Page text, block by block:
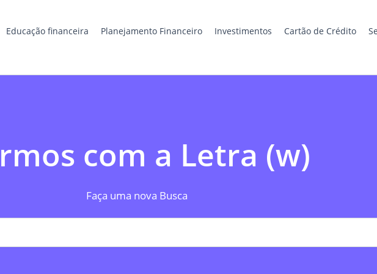
Educação financeira Planejamento Financeiro Investimentos Cartão de Crédito
com a Letra (w)
Faça uma nova Busca